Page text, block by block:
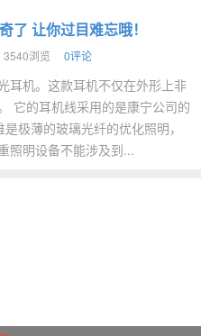
了 让你过目难忘哦！
3540浏览 0评论
耳机。这款耳机不仅在外形上非
它的耳机线采用的是康宁公司的
极薄的玻璃光纤的优化照明，
照明设备不能涉及到...